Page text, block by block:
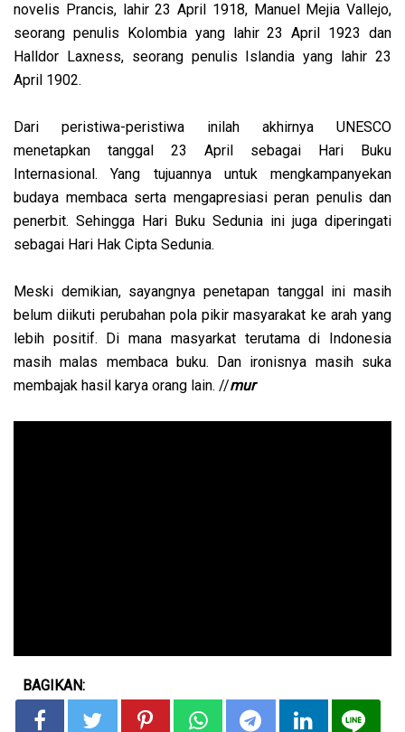
novelis Prancis, lahir 23 April 1918, Manuel Mejia Vallejo,
seorang penulis Kolombia yang lahir 23 April 1923 dan
Halldor Laxness, seorang penulis Islandia yang lahir 23
April 1902.
Dari peristiwa-peristiwa inilah akhirnya UNESCO
menetapkan tanggal 23 April sebagai Hari Buku
Internasional. Yang tujuannya untuk mengkampanyekan
budaya membaca serta mengapresiasi peran penulis dan
penerbit. Sehingga Hari Buku Sedunia ini juga diperingati
sebagai Hari Hak Cipta Sedunia.
Meski demikian, sayangnya penetapan tanggal ini masih
belum diikuti perubahan pola pikir masyarakat ke arah yang
lebih positif. Di mana masyarkat terutama di Indonesia
masih malas membaca buku. Dan ironisnya masih suka
membajak hasil karya orang lain. //mur
BAGIKAN: